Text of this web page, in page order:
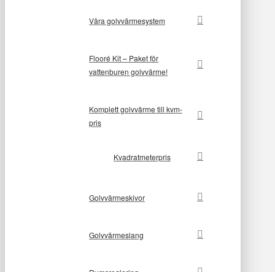
Våra golvvärmesystem
Flooré Kit – Paket för
vattenburen golvvärme!
Komplett golvvärme till kvm-
pris
Kvadratmeterpris
Golvvärmeskivor
Golvvärmeslang